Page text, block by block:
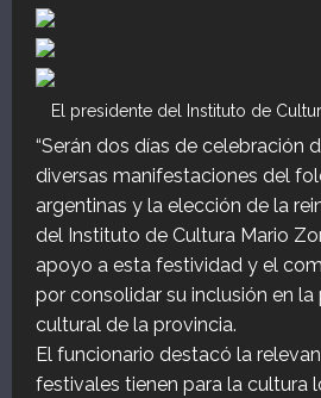
El presidente del Instituto de
“Serán dos días de celebración
diversas manifestaciones del
argentinas y la elección de la
del Instituto de Cultura Mario
apoyo a esta festividad y el
por consolidar su inclusión en
cultural de la provincia.
El funcionario destacó la
festivales tienen para la cultura